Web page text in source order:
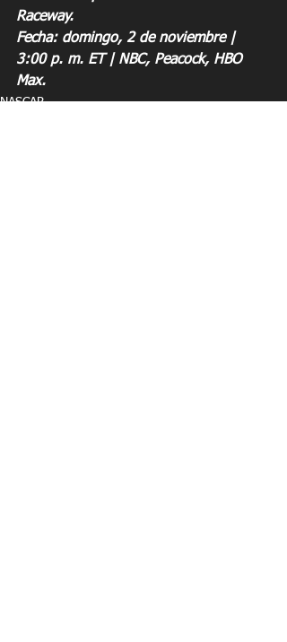
Raceway.
Fecha: domingo, 2 de noviembre |
3:00 p. m. ET | NBC, Peacock, HBO
Max.
NASCAR